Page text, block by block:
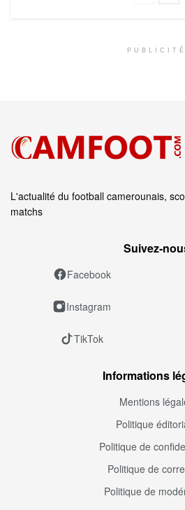
PUBLICITÉ
L'actualité du football camerounais,
matchs
Facebook
Instagram
TikTok
Informations
Mentions
Politique
Politique de
Politique de
Politique de